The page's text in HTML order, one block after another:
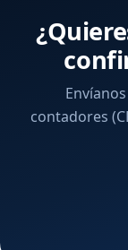
contadores